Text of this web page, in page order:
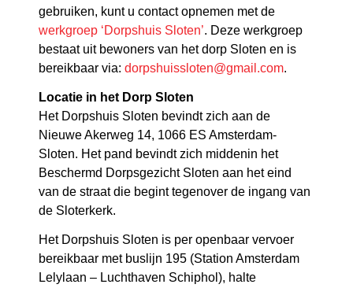
gebruiken, kunt u contact opnemen met de
werkgroep ‘Dorpshuis Sloten’. Deze werkgroep
bestaat uit bewoners van het dorp Sloten en is
bereikbaar via:dorpshuissloten@gmail.com.
Locatie in het Dorp Sloten
Het Dorpshuis Sloten bevindt zich aan de
Nieuwe Akerweg 14, 1066 ES Amsterdam-
Sloten. Het pand bevindt zich middenin het
Beschermd Dorpsgezicht Sloten aan het eind
van de straat die begint tegenover de ingang van
de Sloterkerk.
Het Dorpshuis Sloten is per openbaar vervoer
bereikbaar met buslijn 195 (Station Amsterdam
Lelylaan – Luchthaven Schiphol), halte